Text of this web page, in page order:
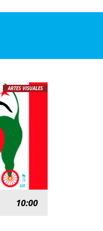
ARTES VISUALES
10:00